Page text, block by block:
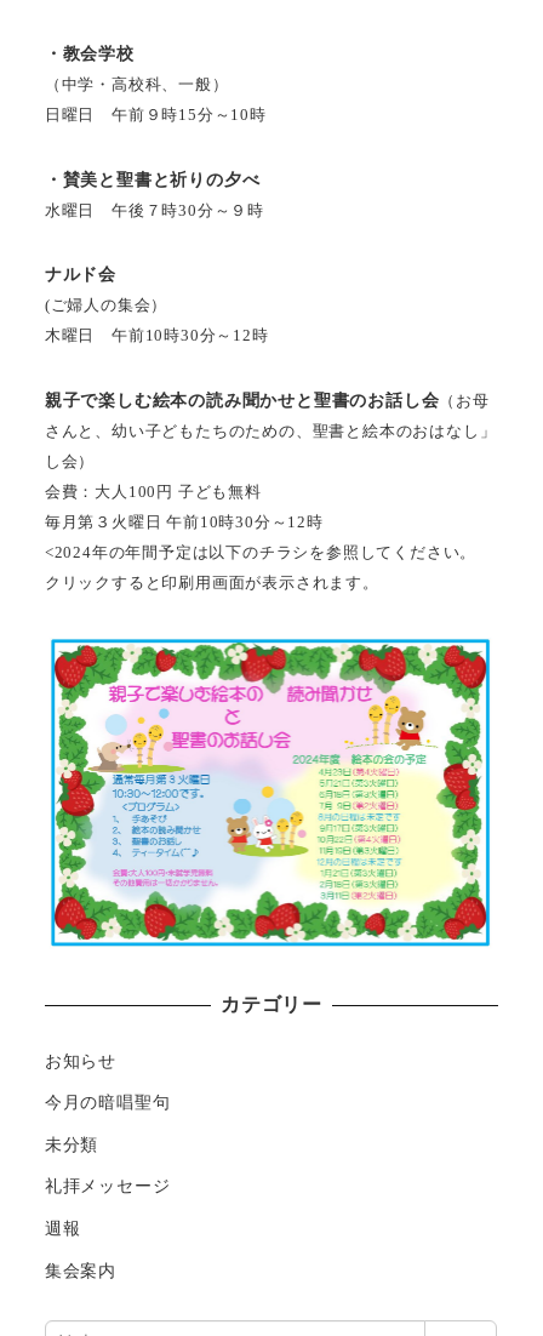
・教会学校
（中学・高校科、一般）
日曜日 午前９時15分～10時
・賛美と聖書と祈りの夕べ
水曜日 午後７時30分～９時
ナルド会
(ご婦人の集会）
木曜日 午前10時30分～12時
親子で楽しむ絵本の読み聞かせと聖書のお話し会 （お母
さんと、幼い子どもたちのための、聖書と絵本のおはなし」
し会）
会費：大人100円 子ども無料
毎月第３火曜日 午前10時30分～12時
<2024年の年間予定は以下のチラシを参照してください。
クリックすると印刷用画面が表示されます。
カテゴリー
お知らせ
今月の暗唱聖句
未分類
礼拝メッセージ
週報
集会案内